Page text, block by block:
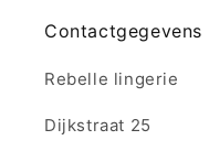
Contactgegevens
Rebelle lingerie
Dijkstraat 25